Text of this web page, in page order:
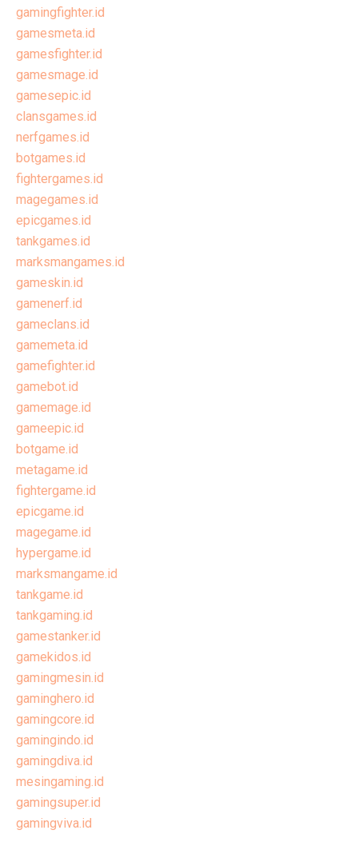
gamingfighter.id
gamesmeta.id
gamesfighter.id
gamesmage.id
gamesepic.id
clansgames.id
nerfgames.id
botgames.id
fightergames.id
magegames.id
epicgames.id
tankgames.id
marksmangames.id
gameskin.id
gamenerf.id
gameclans.id
gamemeta.id
gamefighter.id
gamebot.id
gamemage.id
gameepic.id
botgame.id
metagame.id
fightergame.id
epicgame.id
magegame.id
hypergame.id
marksmangame.id
tankgame.id
tankgaming.id
gamestanker.id
gamekidos.id
gamingmesin.id
gaminghero.id
gamingcore.id
gamingindo.id
gamingdiva.id
mesingaming.id
gamingsuper.id
gamingviva.id